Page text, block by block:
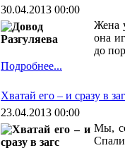
30.04.2013 00:00
Жена
она
до
Подробнее...
Хватай его – и сразу в
23.04.2013 00:00
Мы,
Спали